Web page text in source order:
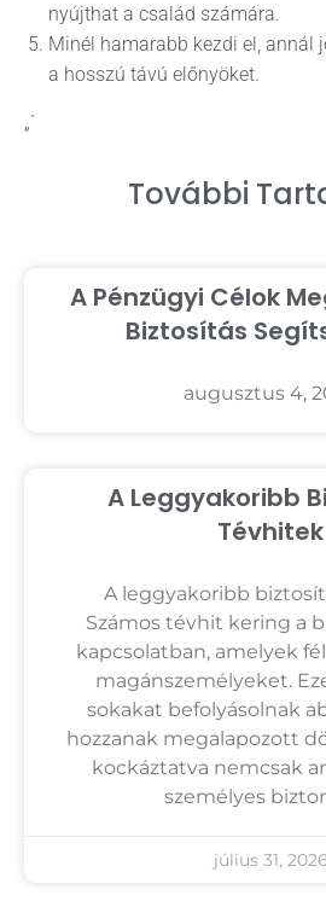
nyújthat a család számára.
Minél hamarabb kezdi el, annál
a hosszú távú előnyöket.
„`
További
A Pénzügyi Célok
Biztosítás
augusztus 4,
A Leggyakoribb
Tévhitek
A leggyakoribb
Számos tévhit kering a
kapcsolatban, amelyek
magánszemélyeket.
sokakat befolyásolnak
hozzanak megalapozott
kockáztatva nemcsak
személyes
július 31, 2026